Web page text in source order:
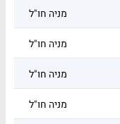
מניה חו"ל
מניה חו"ל
מניה חו"ל
מניה חו"ל